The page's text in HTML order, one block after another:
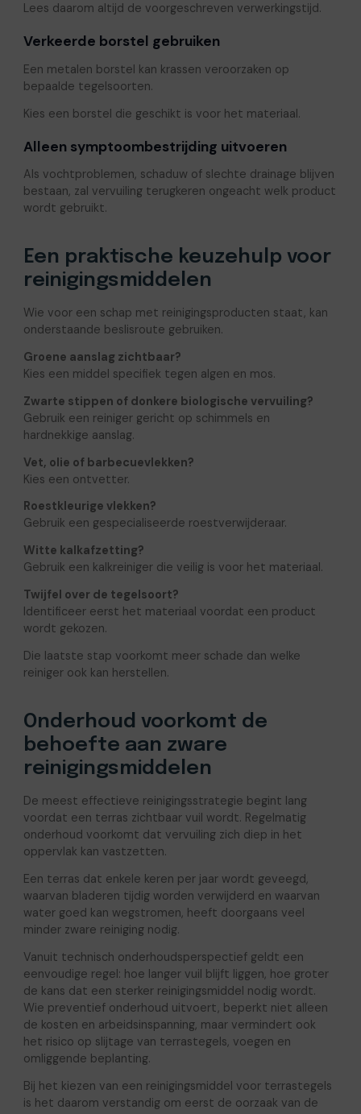
Lees daarom altijd de voorgeschreven verwerkingstijd.
Verkeerde borstel gebruiken
Een metalen borstel kan krassen veroorzaken op
bepaalde tegelsoorten.
Kies een borstel die geschikt is voor het materiaal.
Alleen symptoombestrijding uitvoeren
Als vochtproblemen, schaduw of slechte drainage blijven
bestaan, zal vervuiling terugkeren ongeacht welk product
wordt gebruikt.
Een praktische keuzehulp voor
reinigingsmiddelen
Wie voor een schap met reinigingsproducten staat, kan
onderstaande beslisroute gebruiken.
Groene aanslag zichtbaar?
Kies een middel specifiek tegen algen en mos.
Zwarte stippen of donkere biologische vervuiling?
Gebruik een reiniger gericht op schimmels en
hardnekkige aanslag.
Vet, olie of barbecuevlekken?
Kies een ontvetter.
Roestkleurige vlekken?
Gebruik een gespecialiseerde roestverwijderaar.
Witte kalkafzetting?
Gebruik een kalkreiniger die veilig is voor het materiaal.
Twijfel over de tegelsoort?
Identificeer eerst het materiaal voordat een product
wordt gekozen.
Die laatste stap voorkomt meer schade dan welke
reiniger ook kan herstellen.
Onderhoud voorkomt de
behoefte aan zware
reinigingsmiddelen
De meest effectieve reinigingsstrategie begint lang
voordat een terras zichtbaar vuil wordt. Regelmatig
onderhoud voorkomt dat vervuiling zich diep in het
oppervlak kan vastzetten.
Een terras dat enkele keren per jaar wordt geveegd,
waarvan bladeren tijdig worden verwijderd en waarvan
water goed kan wegstromen, heeft doorgaans veel
minder zware reiniging nodig.
Vanuit technisch onderhoudsperspectief geldt een
eenvoudige regel: hoe langer vuil blijft liggen, hoe groter
de kans dat een sterker reinigingsmiddel nodig wordt.
Wie preventief onderhoud uitvoert, beperkt niet alleen
de kosten en arbeidsinspanning, maar vermindert ook
het risico op slijtage van terrastegels, voegen en
omliggende beplanting.
Bij het kiezen van een reinigingsmiddel voor terrastegels
is het daarom verstandig om eerst de oorzaak van de